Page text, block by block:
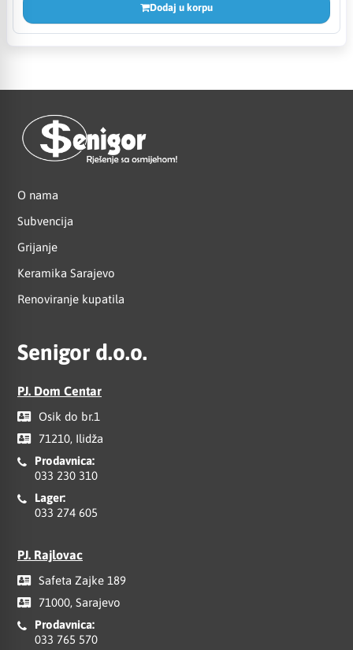
Dodaj u korpu
O nama
Subvencija
Grijanje
Keramika Sarajevo
Renoviranje kupatila
Senigor d.o.o.
PJ. Dom Centar
Osik do br.1
71210, Ilidža
Prodavnica:
033 230 310
Lager:
033 274 605
PJ. Rajlovac
Safeta Zajke 189
71000, Sarajevo
Prodavnica:
033 765 570